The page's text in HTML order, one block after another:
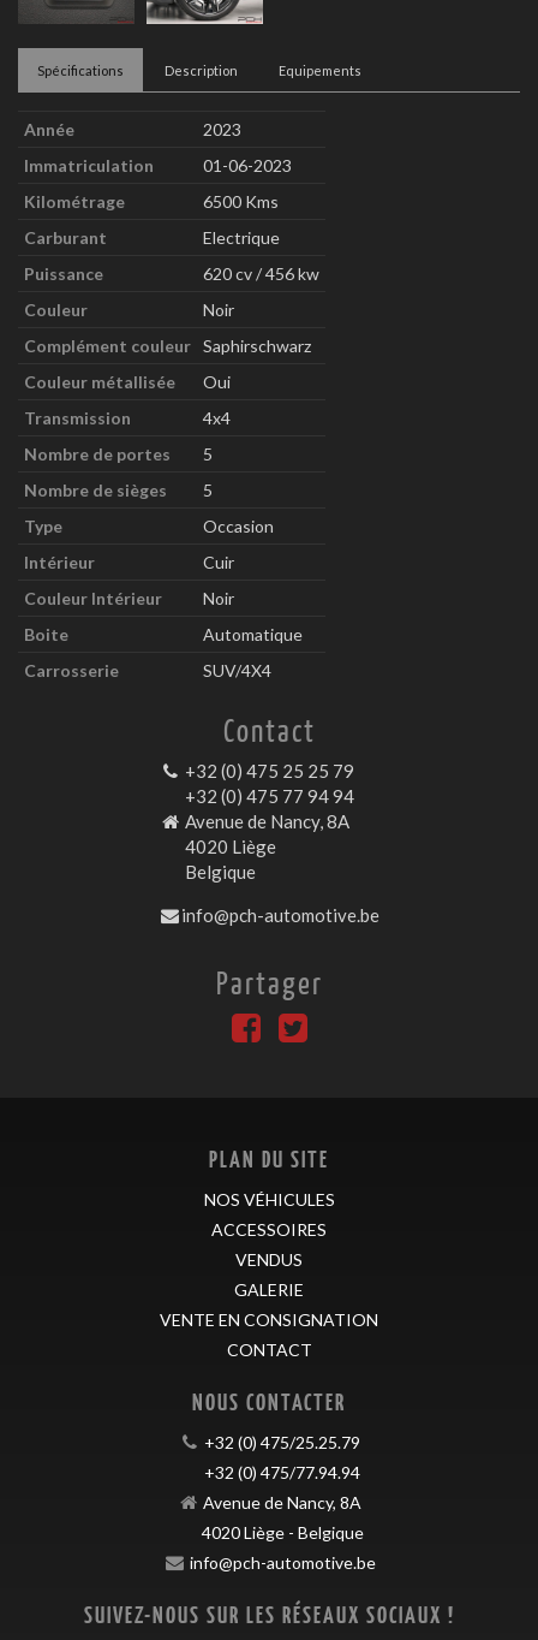
Spécifications Description Equipements
Année
2023
Immatriculation
01-06-2023
Kilométrage
6500 Kms
Carburant
Electrique
Puissance
620 cv / 456 kw
Couleur
Noir
Complément couleur Saphirschwarz
Couleur métallisée
Oui
Transmission
4x4
Nombre de portes
5
Nombre de sièges
5
Type
Occasion
Intérieur
Cuir
Couleur Intérieur
Noir
Boite
Automatique
Carrosserie
SUV/4X4
Contact
+32 (0) 475 25 25 79
+32 (0) 475 77 94 94
Avenue de Nancy, 8A
4020 Liège
Belgique
info@pch-automotive.be
Partager
PLAN DU SITE
NOS VÉHICULES
ACCESSOIRES
VENDUS
GALERIE
VENTE EN CONSIGNATION
CONTACT
NOUS CONTACTER
+32 (0) 475/25.25.79
+32 (0) 475/77.94.94
Avenue de Nancy, 8A
4020Liège- Belgique
info@pch-automotive.be
SUIVEZ-NOUS SUR LES RÉSEAUX SOCIAUX !